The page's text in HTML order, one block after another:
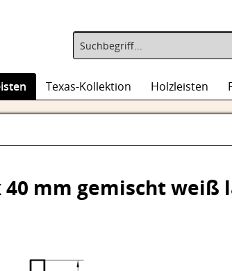
Texas-Kollektion Holzleisten
40 mm gemischt weiß